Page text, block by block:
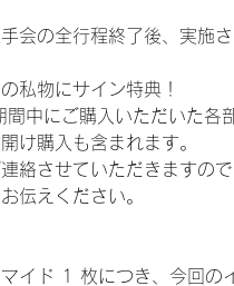
会の全行程終了後、実施
私物にサイン特典！
中にご購入いただいた各
け購入も含まれます。
絡させていただきますの
伝えください。
イド 1 枚につき、今回の